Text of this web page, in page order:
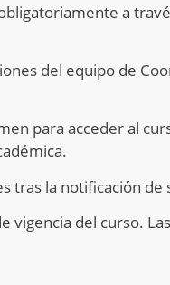
a
del equipo de
para acceder al
tras la notificación de
vigencia del curso.